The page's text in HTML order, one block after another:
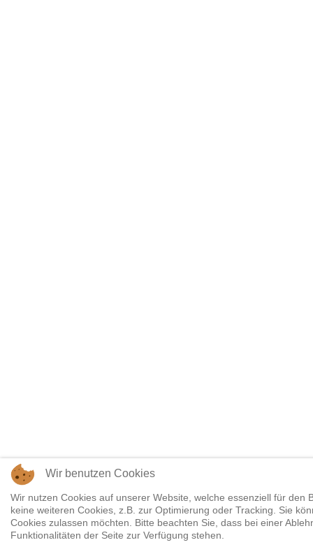
Wir benutzen Cookies
Wir nutzen Cookies auf unserer Website, welche essenziell für den
keine weiteren Cookies, z.B. zur Optimierung oder Tracking. Sie
Cookies zulassen möchten. Bitte beachten Sie, dass bei einer
Funktionalitäten der Seite zur Verfügung stehen.